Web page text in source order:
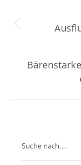
Suche nach….